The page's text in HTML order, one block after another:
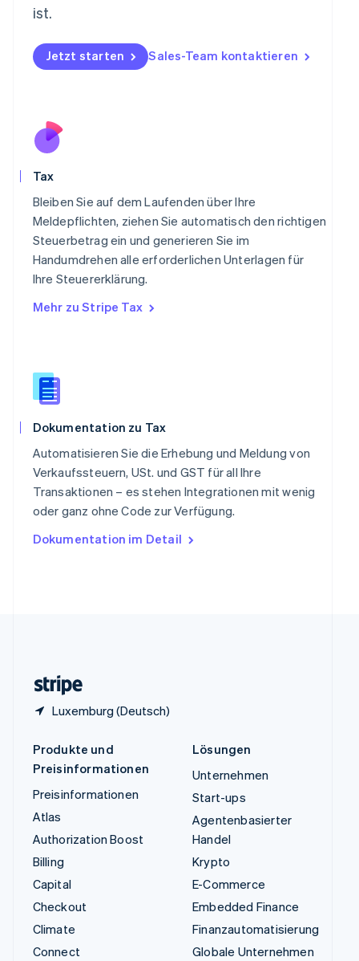
ist.
Jetzt starten Sales-Team kontaktieren
Tax
Bleiben Sie auf dem Laufenden über Ihre
Meldepflichten, ziehen Sie automatisch den richtigen
Steuerbetrag ein und generieren Sie im
Handumdrehen alle erforderlichen Unterlagen für
Ihre Steuererklärung.
Mehr zu Stripe Tax
Dokumentation zu Tax
Automatisieren Sie die Erhebung und Meldung von
Verkaufssteuern, USt. und GST für all Ihre
Transaktionen – es stehen Integrationen mit wenig
oder ganz ohne Code zur Verfügung.
Dokumentation im Detail
Luxemburg (Deutsch)
Norwegen
English
English
Portugal
English
Schweden
SvenskaEnglish
Schweiz
DeutschFrançais ItalianoEnglish
Singapur
Slowakei
Sonderverwaltungsregion Hongkong,
China
Spanien
EspañolEnglish
ไทยEnglish
Tschechische Republik
English
English
Produkte und
Preisinformationen
Preisinformationen
Atlas
Authorization Boost
Billing
Capital
Checkout
Climate
Connect
Lösungen
Unternehmen
Start-ups
Agentenbasierter
Handel
Krypto
E-Commerce
Embedded Finance
Finanzautomatisierung
Globale Unternehmen